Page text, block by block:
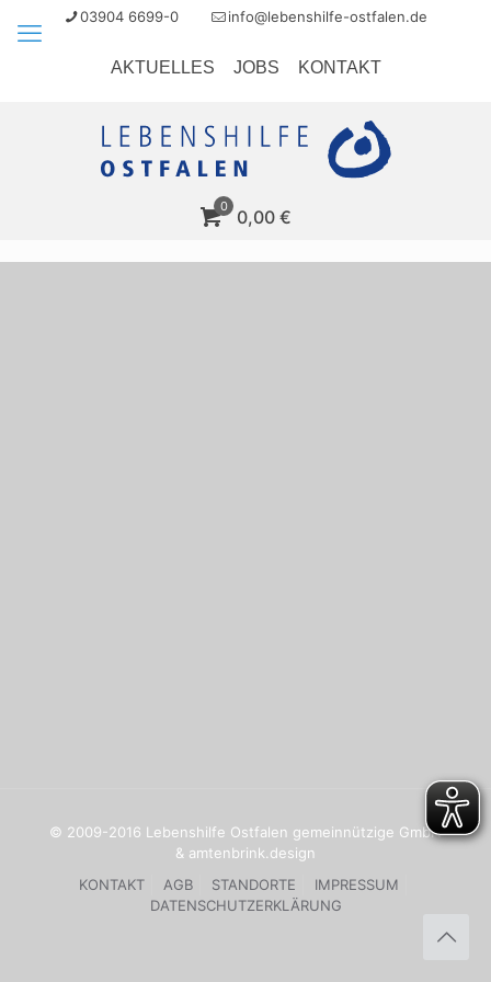
03904 6699-0 info@lebenshilfe-ostfalen.de
AKTUELLES JOBS KONTAKT
0 0,00 €
© 2009-2016 Lebenshilfe Ostfalen gemeinnützige GmbH
& amtenbrink.design
KONTAKT
AGB STANDORTE
IMPRESSUM
DATENSCHUTZERKLÄRUNG